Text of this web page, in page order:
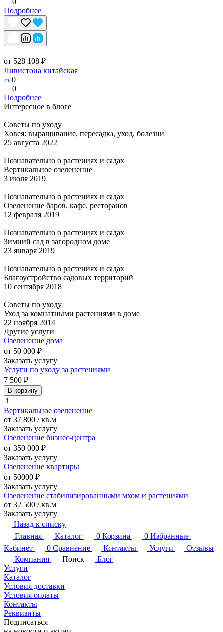
Подробнее
от 528 108 ₽
Ливистона китайская
0
0
Подробнее
Интересное в блоге
Советы по уходу
Ховея: выращивание, пересадка, уход, болезни
25 августа 2022
Познавательно о растениях и садах
Вертикальное озеленение
3 июля 2019
Познавательно о растениях и садах
Озеленение баров, кафе, ресторанов
12 февраля 2019
Познавательно о растениях и садах
Зимний сад в загородном доме
23 января 2019
Познавательно о растениях и садах
Благоустройство садовых территорий
10 сентября 2018
Советы по уходу
Уход за комнатными растениями в доме
22 ноября 2014
Другие услуги
Озеленение дома
от 50 000 ₽
Заказать услугу
Услуги по уходу за растениями
7 500 ₽
В корзину
Вертикальное озеленение
от 37 800 / кв.м
Заказать услугу
Озеленение бизнес-центра
от 350 000 ₽
Заказать услугу
Озеленение квартиры
от 50000 ₽
Заказать услугу
Озеленение стабилизированными мхом и растениями
от 32 500 / кв.м
Заказать услугу
Назад к списку
Главная
Каталог 0 Корзина 0 Избранные
Кабинет
0 Сравнение Контакты Услуги
Отзывы
Компания
Поиск
Блог
Услуги
Каталог
Условия доставки
Условия оплаты
Контакты
Реквизиты
Подписаться